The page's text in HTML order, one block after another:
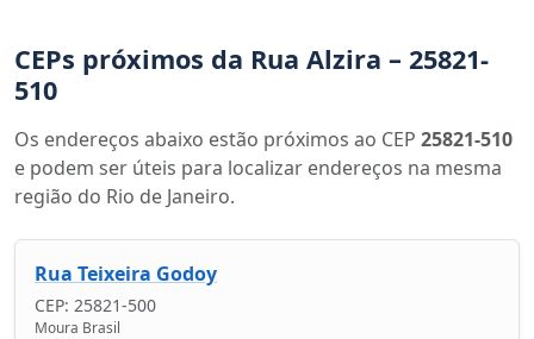
CEPs próximos da Rua Alzira – 25821-
510
Os endereços abaixo estão próximos ao CEP 25821-510
e podem ser úteis para localizar endereços na mesma
região do Rio de Janeiro.
Rua Teixeira Godoy
CEP: 25821-500
Moura Brasil